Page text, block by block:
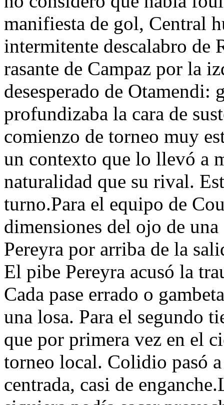
manifiesta de gol, Central
intermitente descalabro de
rasante de Campaz por la
desesperado de Otamendi:
profundizaba la cara de
comienzo de torneo muy
un contexto que lo llevó a
naturalidad que su rival.
turno.Para el equipo de
dimensiones del ojo de
Pereyra por arriba de la
El pibe Pereyra acusó la
Cada pase errado o
una losa. Para el segundo
que por primera vez en el
torneo local. Colidio pasó
centrada, casi de